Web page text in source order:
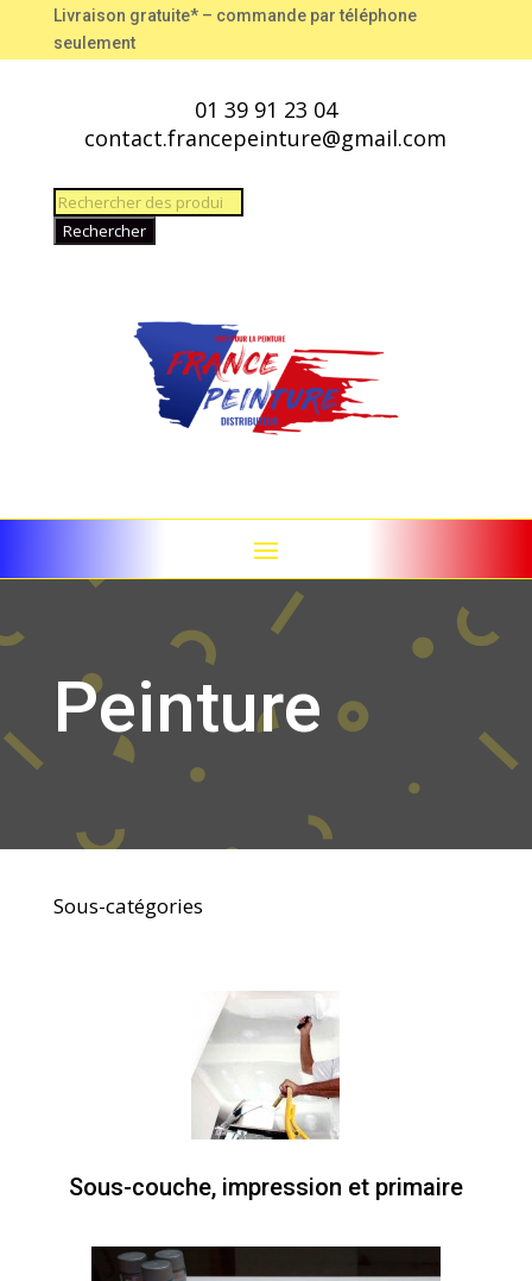
Livraison gratuite* – commande par téléphone
seulement
01 39 91 23 04
contact.francepeinture@gmail.com
Recherche
de
Rechercher
Peinture
Sous-catégories
Sous-couche, impression et primaire